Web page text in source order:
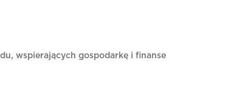
wspierających gospodarkę i finanse